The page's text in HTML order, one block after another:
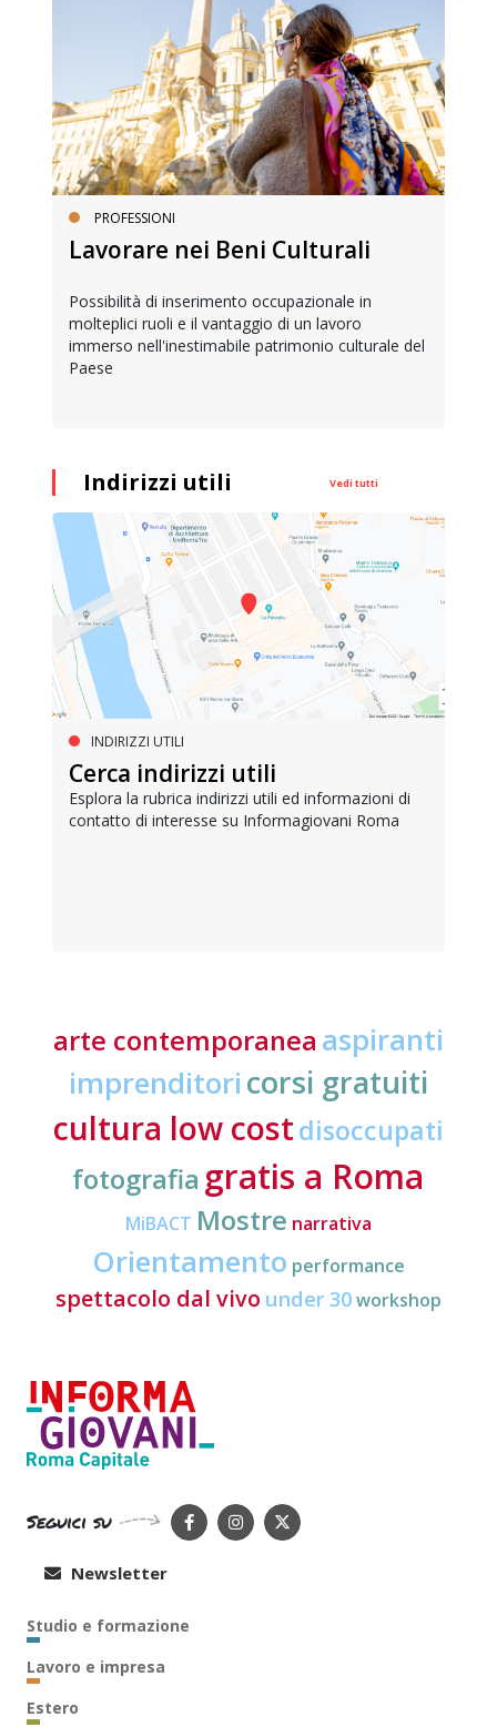
PROFESSIONI
Lavorare nei Beni Culturali
Possibilità di inserimento occupazionale in
molteplici ruoli e il vantaggio di un lavoro
immerso nell'inestimabile patrimonio culturale del
Paese
Indirizzi utili Vedi tutti
INDIRIZZI UTILI
Cerca indirizzi utili
Esplora la rubrica indirizzi utili ed informazioni di
contatto di interesse su Informagiovani Roma
arte contemporanea aspiranti
imprenditori corsi gratuiti
cultura low costdisoccupati
fotografia gratis a Roma
MiBACT Mostre narrativa
Orientamento performance
spettacolo dal vivo under 30workshop
Seguici su
Newsletter
Studio e formazione
Lavoro e impresa
Estero